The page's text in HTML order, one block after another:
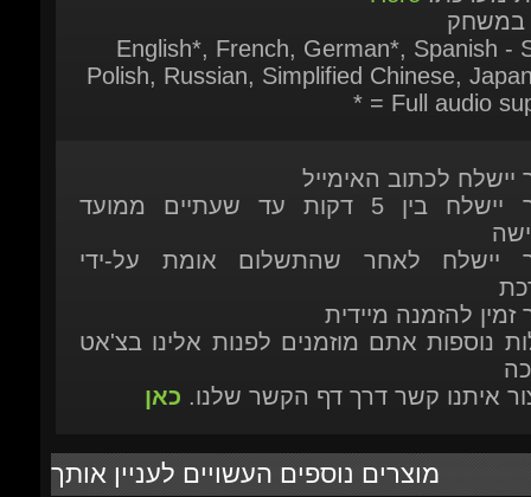
יישלח לכתוב האימייל
המוצר יישלח בין 5 דקות עד שעתיים ממועד
זמין להזמנה מיידית
נוספות אתם מוזמנים לפנות אלינו בצ'אט
איתנו קשר דרך דף הקשר שלנו.כאן
מוצרים נוספים העשויים לעניין אותך